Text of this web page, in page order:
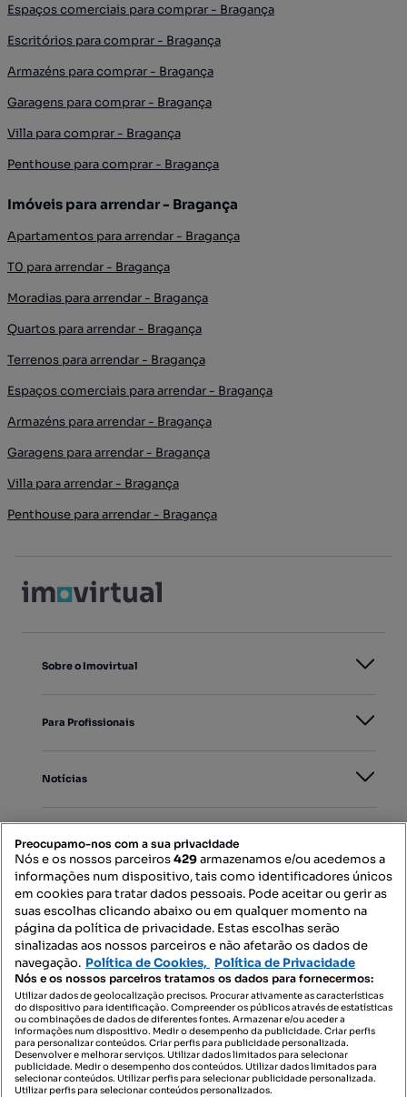
Espaços comerciais para comprar - Bragança
Escritórios para comprar - Bragança
Armazéns para comprar - Bragança
Garagens para comprar - Bragança
Villa para comprar - Bragança
Penthouse para comprar - Bragança
Imóveis para arrendar - Bragança
Apartamentos para arrendar - Bragança
T0 para arrendar - Bragança
Moradias para arrendar - Bragança
Quartos para arrendar - Bragança
Terrenos para arrendar - Bragança
Espaços comerciais para arrendar - Bragança
Armazéns para arrendar - Bragança
Garagens para arrendar - Bragança
Villa para arrendar - Bragança
Penthouse para arrendar - Bragança
Sobre o Imovirtual
Para Profissionais
Notícias
Mapa do Site
Contacte-nos
SIGA-NOS:
DESCARREGAR NA:
Preocupamo-nos com a sua privacidade
Nós e os nossos parceiros429armazenamos e/ou acedemos a
informações num dispositivo, tais como identificadores únicos
em cookies para tratar dados pessoais. Pode aceitar ou gerir as
suas escolhas clicando abaixo ou em qualquer momento na
página da política de privacidade. Estas escolhas serão
sinalizadas aos nossos parceiros e não afetarão os dados de
navegação. Política de Cookies, Política de Privacidade
Nós e os nossos parceiros tratamos os dados para fornecermos:
Utilizar dados de geolocalização precisos. Procurar ativamente as características
do dispositivo para identificação. Compreender os públicos através de estatísticas
ou combinações de dados de diferentes fontes. Armazenar e/ou aceder a
informações num dispositivo. Medir o desempenho da publicidade. Criar perfis
para personalizar conteúdos. Criar perfis para publicidade personalizada.
Desenvolver e melhorar serviços. Utilizar dados limitados para selecionar
publicidade. Medir o desempenho dos conteúdos. Utilizar dados limitados para
selecionar conteúdos. Utilizar perfis para selecionar publicidade personalizada.
Utilizar perfis para selecionar conteúdos personalizados.